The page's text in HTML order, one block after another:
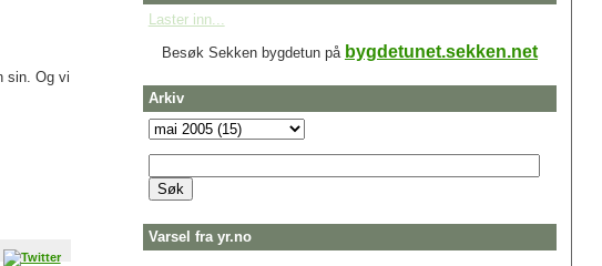
sin. Og vi
Laster inn...
Besøk Sekken bygdetun på bygdetunet.sekken.net
Arkiv
Varsel fra yr.no